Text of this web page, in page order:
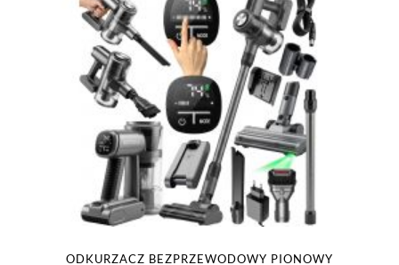
ODKURZACZ BEZPRZEWODOWY PIONOWY